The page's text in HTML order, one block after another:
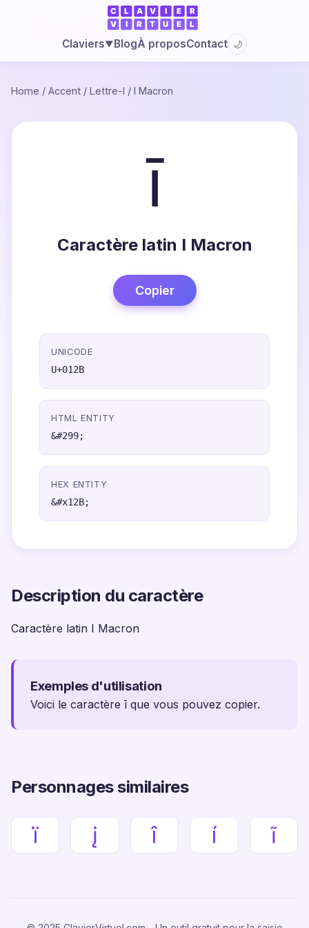
Claviers▼BlogÀ proposContact 🌙
Home / Accent / Lettre-I / I Macron
ī
Caractère latin I Macron
Copier
UNICODE
U+012B
HTML ENTITY
&#299;
HEX ENTITY
&#x12B;
Description du caractère
Caractère latin I Macron
Exemples d'utilisation
Voici le caractère ī que vous pouvez copier.
Personnages similaires
ï į î í ĩ